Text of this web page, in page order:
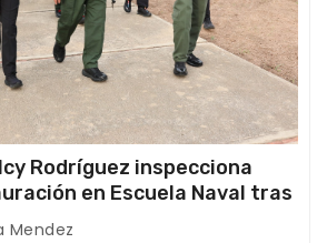
Rodríguez inspecciona
en Escuela Naval tras
en La Guaira
Mendez